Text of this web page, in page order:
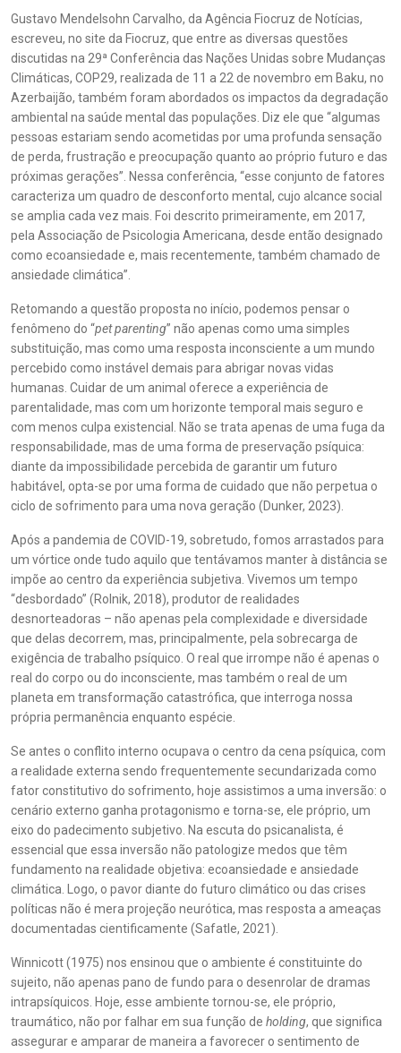
Gustavo Mendelsohn Carvalho, da Agência Fiocruz de Notícias,
escreveu, no site da Fiocruz, que entre as diversas questões
discutidas na 29ª Conferência das Nações Unidas sobre Mudanças
Climáticas, COP29, realizada de 11 a 22 de novembro em Baku, no
Azerbaijão, também foram abordados os impactos da degradação
ambiental na saúde mental das populações. Diz ele que “algumas
pessoas estariam sendo acometidas por uma profunda sensação
de perda, frustração e preocupação quanto ao próprio futuro e das
próximas gerações”. Nessa conferência, “esse conjunto de fatores
caracteriza um quadro de desconforto mental, cujo alcance social
se amplia cada vez mais. Foi descrito primeiramente, em 2017,
pela Associação de Psicologia Americana, desde então designado
como ecoansiedade e, mais recentemente, também chamado de
ansiedade climática”.
Retomando a questão proposta no início, podemos pensar o
fenômeno do “pet parenting” não apenas como uma simples
substituição, mas como uma resposta inconsciente a um mundo
percebido como instável demais para abrigar novas vidas
humanas. Cuidar de um animal oferece a experiência de
parentalidade, mas com um horizonte temporal mais seguro e
com menos culpa existencial. Não se trata apenas de uma fuga da
responsabilidade, mas de uma forma de preservação psíquica:
diante da impossibilidade percebida de garantir um futuro
habitável, opta-se por uma forma de cuidado que não perpetua o
ciclo de sofrimento para uma nova geração (Dunker, 2023).
Após a pandemia de COVID-19, sobretudo, fomos arrastados para
um vórtice onde tudo aquilo que tentávamos manter à distância se
impõe ao centro da experiência subjetiva. Vivemos um tempo
“desbordado” (Rolnik, 2018), produtor de realidades
desnorteadoras – não apenas pela complexidade e diversidade
que delas decorrem, mas, principalmente, pela sobrecarga de
exigência de trabalho psíquico. O real que irrompe não é apenas o
real do corpo ou do inconsciente, mas também o real de um
planeta em transformação catastrófica, que interroga nossa
própria permanência enquanto espécie.
Se antes o conflito interno ocupava o centro da cena psíquica, com
a realidade externa sendo frequentemente secundarizada como
fator constitutivo do sofrimento, hoje assistimos a uma inversão: o
cenário externo ganha protagonismo e torna-se, ele próprio, um
eixo do padecimento subjetivo. Na escuta do psicanalista, é
essencial que essa inversão não patologize medos que têm
fundamento na realidade objetiva: ecoansiedade e ansiedade
climática. Logo, o pavor diante do futuro climático ou das crises
políticas não é mera projeção neurótica, mas resposta a ameaças
documentadas cientificamente (Safatle, 2021).
Winnicott (1975) nos ensinou que o ambiente é constituinte do
sujeito, não apenas pano de fundo para o desenrolar de dramas
intrapsíquicos. Hoje, esse ambiente tornou-se, ele próprio,
traumático, não por falhar em sua função de holding, que significa
assegurar e amparar de maneira a favorecer o sentimento de